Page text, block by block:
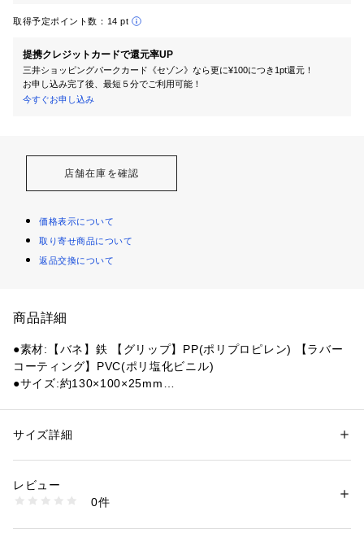
取得予定ポイント数： 14 pt
提携クレジットカードで還元率UP
三井ショッピングパークカード《セゾン》なら更に¥100につき1pt還元！
お申し込み完了後、最短５分でご利用可能！
今すぐお申し込み
店舗在庫を確認
価格表示について
取り寄せ商品について
返品交換について
商品詳細
●素材:【バネ】鉄 【グリップ】PP(ポリプロピレン) 【ラバー
コーティング】PVC(ポリ塩化ビニル)
●サイズ:約130×100×25mm
●握りやすい、やわらかグリップ。
【商品の購入にあたっての注意事項】
※一部商品において弊社カラー表記がメーカーカラー表記と異
性別：レディース
グ ＞ ハンドグリップ・ゴムチューブ・跳び縄
1540000474528
サイズ詳細
レビュー
0件